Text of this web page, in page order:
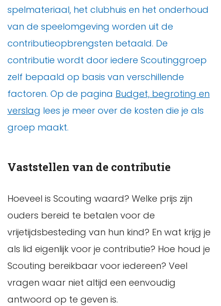
spelmateriaal, het clubhuis en het onderhoud
van de speelomgeving worden uit de
contributieopbrengsten betaald. De
contributie wordt door iedere Scoutinggroep
zelf bepaald op basis van verschillende
factoren. Op de pagina Budget, begroting en
verslag lees je meer over de kosten die je als
groep maakt.
Vaststellen van de contributie
Hoeveel is Scouting waard? Welke prijs zijn
ouders bereid te betalen voor de
vrijetijdsbesteding van hun kind? En wat krijg je
als lid eigenlijk voor je contributie? Hoe houd je
Scouting bereikbaar voor iedereen? Veel
vragen waar niet altijd een eenvoudig
antwoord op te geven is.